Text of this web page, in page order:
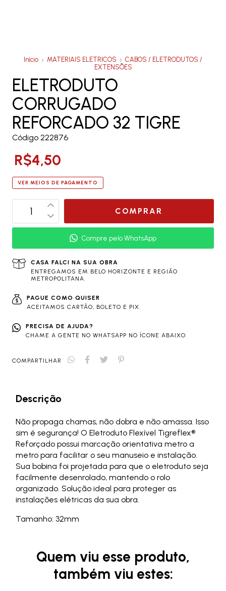
Início MATERIAIS ELETRICOS
CABOS / ELETRODUTOS /
EXTENSÕES
ELETRODUTO
CORRUGADO
REFORCADO 32 TIGRE
Código 222876
R$4,50
VER MEIOS DE PAGAMENTO
Compre pelo WhatsApp
CASA FALCI NA SUA OBRA
ENTREGAMOS EM BELO HORIZONTE E REGIÃO
METROPOLITANA.
PAGUE COMO QUISER
ACEITAMOS CARTÃO, BOLETO E PIX.
PRECISA DE AJUDA?
CHAME A GENTE NO WHATSAPP NO ÍCONE ABAIXO.
COMPARTILHAR
Descrição
Não propaga chamas, não dobra e não amassa. Isso
sim é segurança! O Eletroduto Flexível Tigreflex®
Reforçado possui marcação orientativa metro a
metro para facilitar o seu manuseio e instalação.
Sua bobina foi projetada para que o eletroduto seja
facilmente desenrolado, mantendo o rolo
organizado. Solução ideal para proteger as
instalações elétricas da sua obra.
Tamanho: 32mm
Quem viu esse produto,
também viu estes: